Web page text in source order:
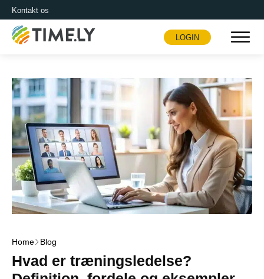
Kontakt os
Timely
LOGIN
Home Blog
Hvad er træningsledelse?